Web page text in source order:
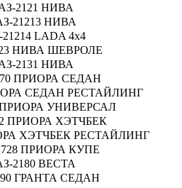
2121 НИВА
21213 НИВА
LADA 4х4
НИВА ШЕВРОЛЕ
2131 НИВА
ПРИОРА СЕДАН
СЕДАН РЕСТАЙЛИНГ
ПРИОРА УНИВЕРСАЛ
ПРИОРА ХЭТЧБЕК
ХЭТЧБЕК РЕСТАЙЛИНГ
ПРИОРА КУПЕ
2180 ВЕСТА
ГРАНТА СЕДАН